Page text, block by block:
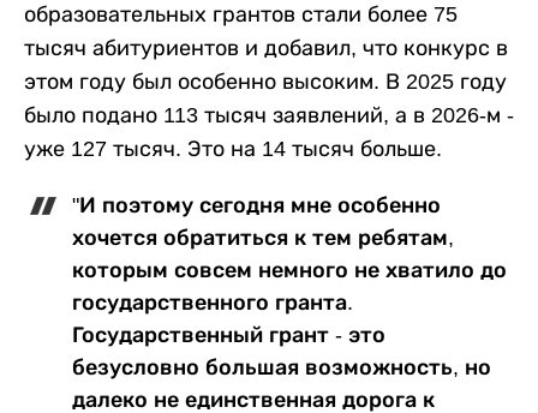
образовательных грантов стали более 75
тысяч абитуриентов и добавил, что конкурс в
этом году был особенно высоким. В 2025 году
было подано 113 тысяч заявлений, а в 2026-м -
уже 127 тысяч. Это на 14 тысяч больше.
"И поэтому сегодня мне особенно
хочется обратиться к тем ребятам,
которым совсем немного не хватило до
государственного гранта.
Государственный грант - это
безусловно большая возможность, но
далеко не единственная дорога к